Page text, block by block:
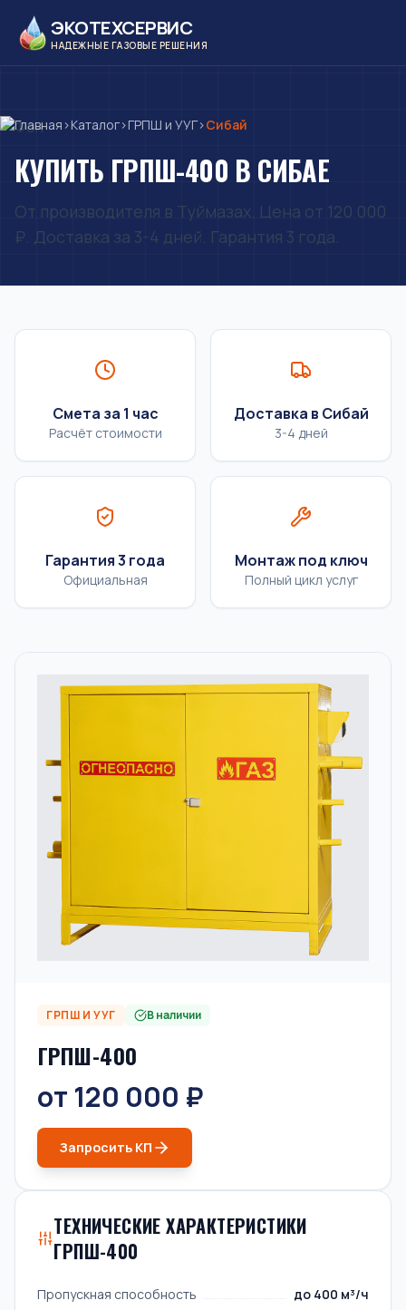
ЭКОТЕХСЕРВИС
НАДЕЖНЫЕ ГАЗОВЫЕ РЕШЕНИЯ
Главная ›Каталог›ГРПШ и УУГ›Сибай
КУПИТЬ ГРПШ-400 В СИБАЕ
От производителя в Туймазах. Цена от 120 000
₽. Доставка за 3-4 дней. Гарантия 3 года.
Смета за 1 час
Расчёт стоимости
Доставка в Сибай
3-4 дней
Гарантия 3 года
Официальная
Монтаж под ключ
Полный цикл услуг
ГРПШ И УУГ В наличии
ГРПШ-400
от 120 000 ₽
Запросить КП
ТЕХНИЧЕСКИЕ ХАРАКТЕРИСТИКИ
ГРПШ-400
Пропускная способность
до 400 м³/ч